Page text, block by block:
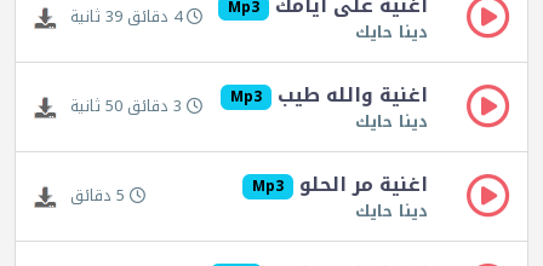
Mp3
دينا حايك 4 دقائق 39 ثانية
اغنية والله طيب Mp3
دينا حايك 3 دقائق 50 ثانية
اغنية مر الحلو Mp3
دينا حايك 5 دقائق